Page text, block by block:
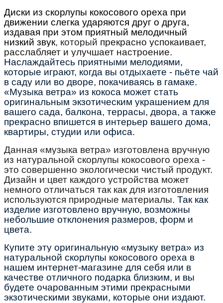
Диски из скорлупы кокосового ореха при
движении слегка ударяются друг о друга,
издавая при этом приятный мелодичный
низкий звук, который прекрасно успокаивает,
расслабляет и улучшает настроение.
Наслаждайтесь приятными мелодиями,
которые играют, когда вы отдыхаете - пьёте чай
в саду или во дворе, покачиваясь в гамаке.
«Музыка ветра» из кокоса может стать
оригинальным экзотическим украшением для
вашего сада, балкона, террасы, двора, а также
прекрасно впишется в интерьер вашего дома,
квартиры, студии или офиса.
Данная «музыка ветра» изготовлена вручную
из натуральной скорлупы кокосового ореха -
это совершенно экологически чистый продукт.
Дизайн и цвет каждого устройства может
немного отличаться так как для изготовления
используются природные материалы. Так как
изделие изготовлено вручную, возможны
небольшие отклонения размеров, форм и
цвета.
Купите эту оригинальную «музыку ветра» из
натуральной скорлупы кокосового ореха в
нашем интернет-магазине для себя или в
качестве отличного подарка близким, и вы
будете очарованным этими прекрасными
экзотическими звуками, которые они издают.